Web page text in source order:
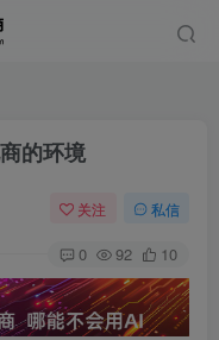
的环境
关注 私信
0 92 10